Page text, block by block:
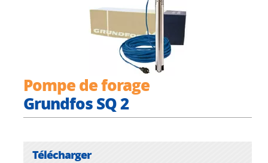
Pompe de forage
Grundfos SQ 2
Télécharger